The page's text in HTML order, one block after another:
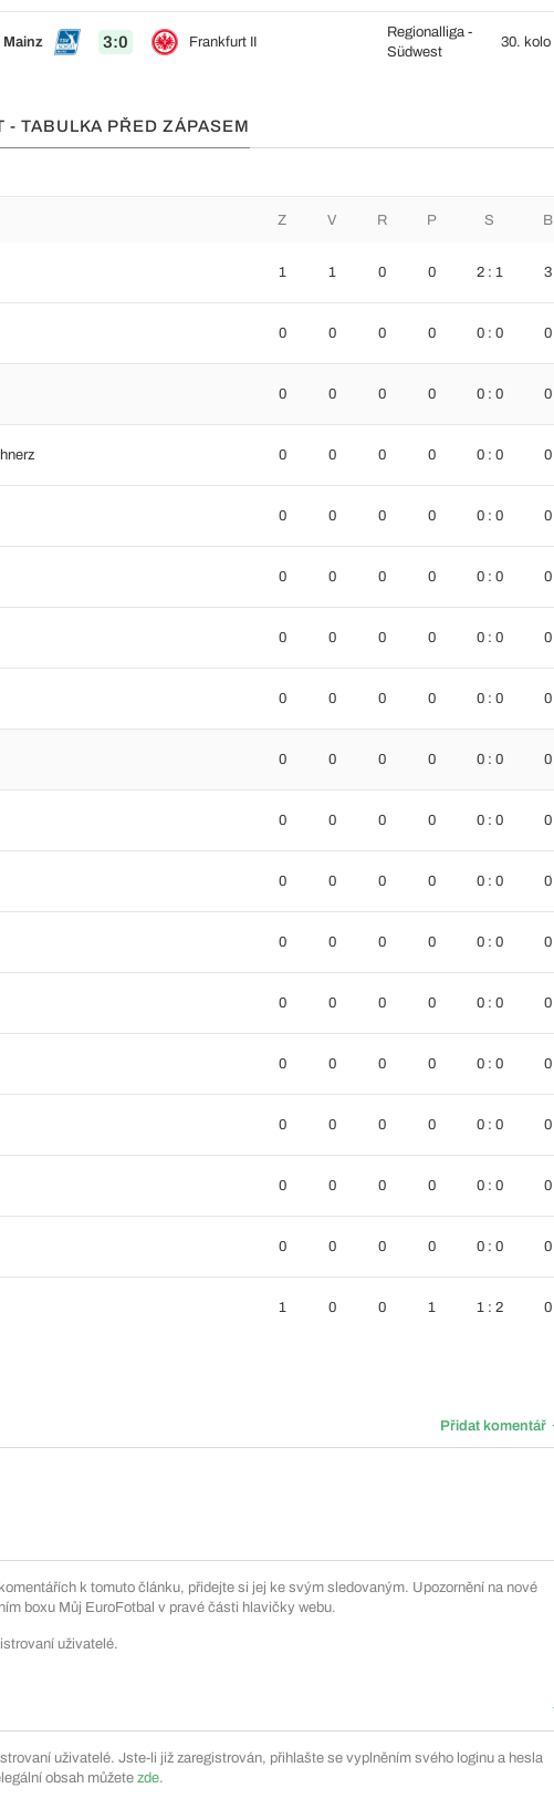
3:0 Frankfurt II
Regionalliga -
Südwest
30. kolo
- TABULKA PŘED ZÁPASEM
Z V R P S B
1 1 0 0 2 : 1 3
0 0 0 0 0 : 0 0
0 0 0 0 0 : 0 0
0 0 0 0 0 : 0 0
0 0 0 0 0 : 0 0
0 0 0 0 0 : 0 0
0 0 0 0 0 : 0 0
0 0 0 0 0 : 0 0
0 0 0 0 0 : 0 0
0 0 0 0 0 : 0 0
0 0 0 0 0 : 0 0
0 0 0 0 0 : 0 0
0 0 0 0 0 : 0 0
0 0 0 0 0 : 0 0
0 0 0 0 0 : 0 0
0 0 0 0 0 : 0 0
0 0 0 0 0 : 0 0
1 0 0 1 1 : 2 0
Přidat komentář
k tomuto článku, přidejte si jej ke svým sledovaným. Upozornění na nové
boxu Můj EuroFotbal v pravé části hlavičky webu.
uživatelé.
uživatelé. Jste-li již zaregistrován, přihlašte se vyplněním svého loginu a hesla
obsah můžete zde.